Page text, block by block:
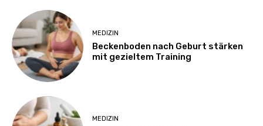
MEDIZIN
Beckenboden nach Geburt stärken
mit gezieltem Training
MEDIZIN